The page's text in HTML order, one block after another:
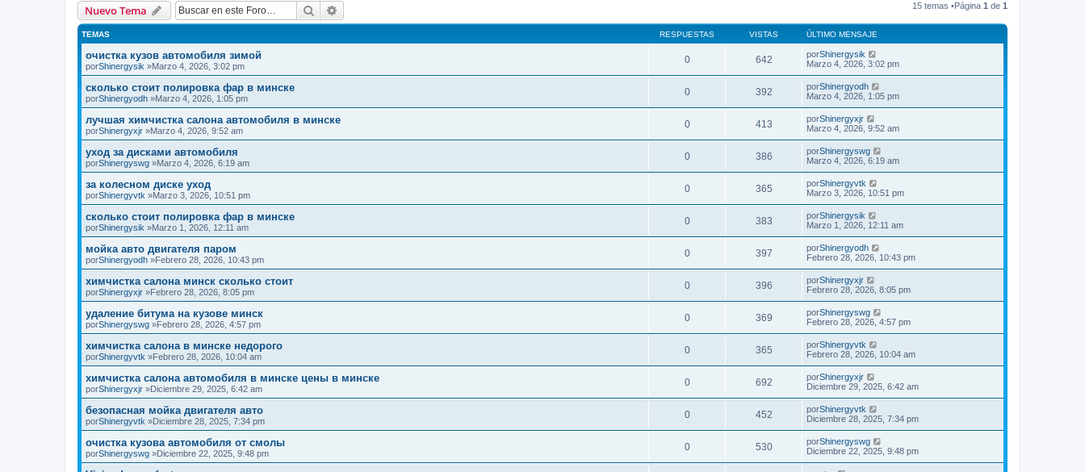
Nuevo Tema Buscar 15 temas •Página 1 de 1
TEMAS RESPUESTAS VISTAS ÚLTIMO MENSAJE
очистка кузов автомобиля зимой
porShinergysik »Marzo 4, 2026, 3:02 pm
0 642 porShinergysik
Marzo 4, 2026, 3:02 pm
сколько стоит полировка фар в минске
porShinergyodh »Marzo 4, 2026, 1:05 pm
0 392 porShinergyodh
Marzo 4, 2026, 1:05 pm
лучшая химчистка салона автомобиля в минске
porShinergyxjr »Marzo 4, 2026, 9:52 am
0 413 porShinergyxjr
Marzo 4, 2026, 9:52 am
уход за дисками автомобиля
porShinergyswg »Marzo 4, 2026, 6:19 am
0 386 porShinergyswg
Marzo 4, 2026, 6:19 am
за колесном диске уход
porShinergyvtk »Marzo 3, 2026, 10:51 pm
0 365 porShinergyvtk
Marzo 3, 2026, 10:51 pm
сколько стоит полировка фар в минске
porShinergysik »Marzo 1, 2026, 12:11 am
0 383 porShinergysik
Marzo 1, 2026, 12:11 am
мойка авто двигателя паром
porShinergyodh »Febrero 28, 2026, 10:43 pm
0 397 porShinergyodh
Febrero 28, 2026, 10:43 pm
химчистка салона минск сколько стоит
porShinergyxjr »Febrero 28, 2026, 8:05 pm
0 396 porShinergyxjr
Febrero 28, 2026, 8:05 pm
удаление битума на кузове минск
porShinergyswg »Febrero 28, 2026, 4:57 pm
0 369 porShinergyswg
Febrero 28, 2026, 4:57 pm
химчистка салона в минске недорого
porShinergyvtk »Febrero 28, 2026, 10:04 am
0 365 porShinergyvtk
Febrero 28, 2026, 10:04 am
химчистка салона автомобиля в минске цены в минске
porShinergyxjr »Diciembre 29, 2025, 6:42 am
0 692 porShinergyxjr
Diciembre 29, 2025, 6:42 am
безопасная мойка двигателя авто
porShinergyvtk »Diciembre 28, 2025, 7:34 pm
0 452 porShinergyvtk
Diciembre 28, 2025, 7:34 pm
очистка кузова автомобиля от смолы
porShinergyswg »Diciembre 22, 2025, 9:48 pm
0 530 porShinergyswg
Diciembre 22, 2025, 9:48 pm